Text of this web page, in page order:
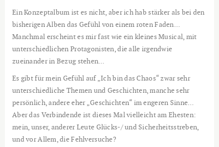
Ein Konzeptalbum ist es nicht, aber ich hab stärker als bei den
bisherigen Alben das Gefühl von einem roten Faden…
Manchmal erscheint es mir fast wie ein kleines Musical, mit
unterschiedlichen Protagonisten, die alle irgendwie
zueinander in Bezug stehen…
Es gibt für mein Gefühl auf „Ich bin das Chaos“ zwar sehr
unterschiedliche Themen und Geschichten, manche sehr
persönlich, andere eher „Geschichten“ im engeren Sinne…
Aber das Verbindende ist dieses Mal vielleicht am Ehesten:
mein, unser, anderer Leute Glücks-/ und Sicherheitsstreben,
und vor Allem, die Fehlversuche?